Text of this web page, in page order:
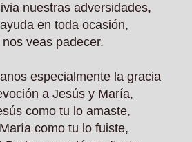
nuestras adversidades,
en toda ocasión,
veas padecer.
especialmente la gracia
a Jesús y María,
como tu lo amaste,
como tu lo fuiste,